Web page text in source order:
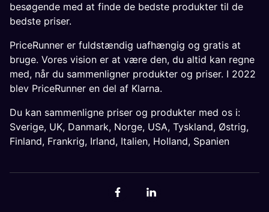
besøgende med at finde de bedste produkter til de
bedste priser.
PriceRunner er fuldstændig uafhængig og gratis at
bruge. Vores vision er at være den, du altid kan regne
med, når du sammenligner produkter og priser. I 2022
blev PriceRunner en del af Klarna.
Du kan sammenligne priser og produkter med os i:
Sverige, UK, Danmark, Norge, USA, Tyskland, Østrig,
Finland, Frankrig, Irland, Italien, Holland, Spanien